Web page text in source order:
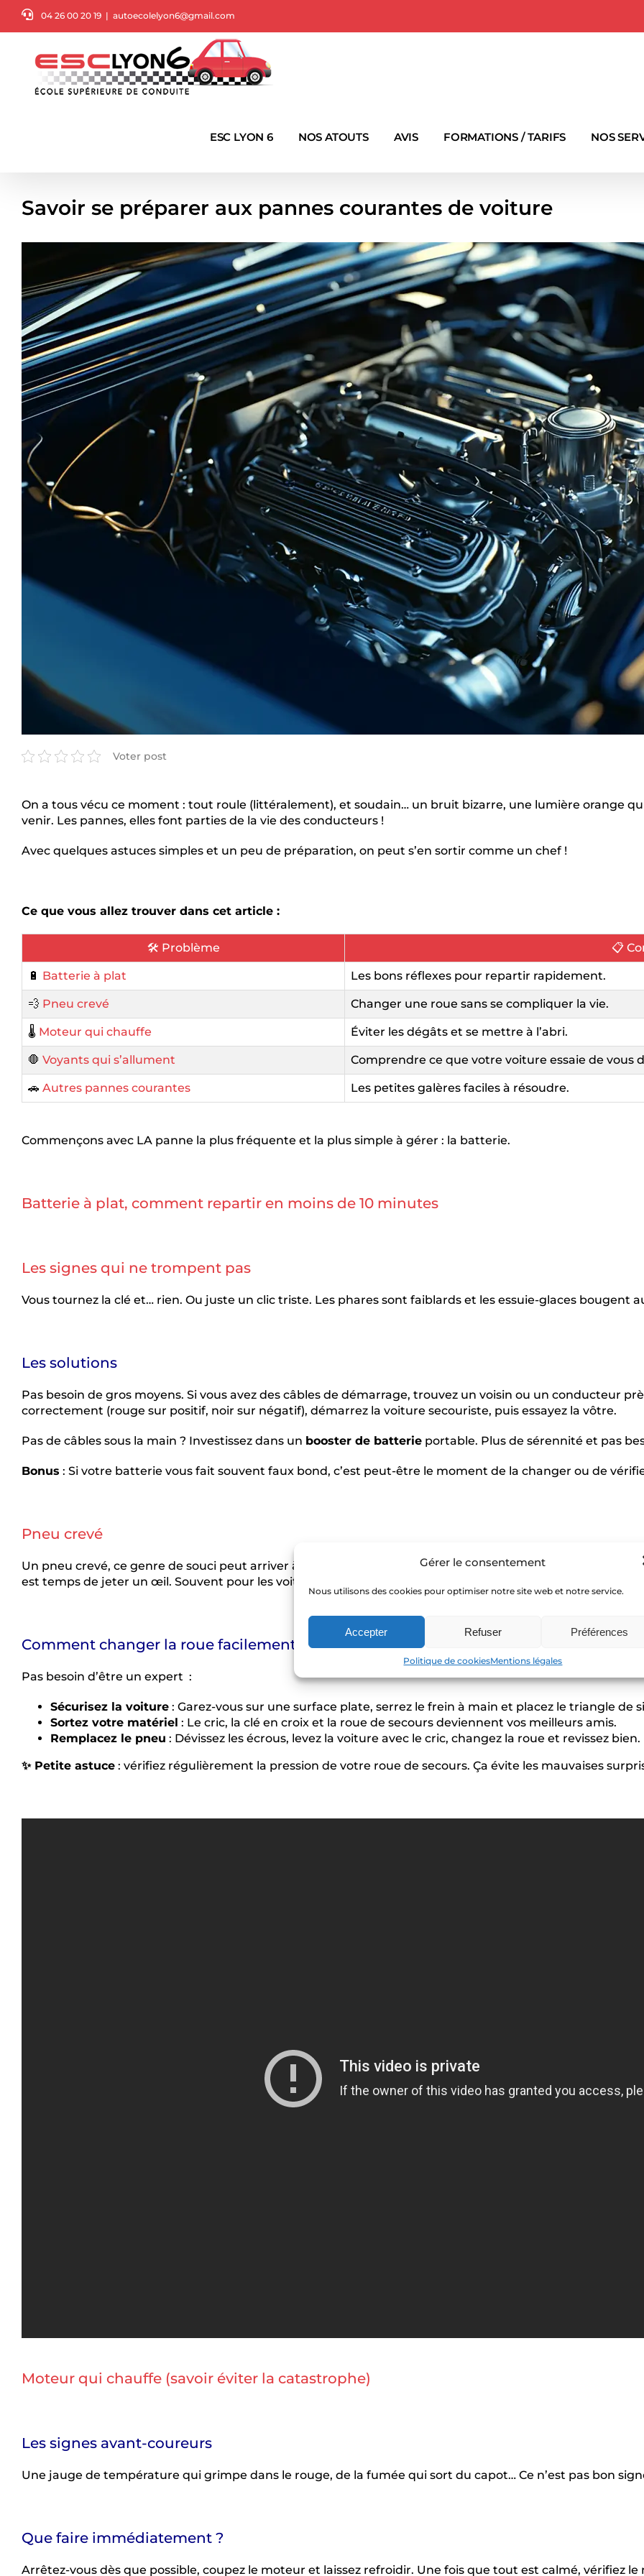
Gérer le consentement
Nous utilisons des cookies pour optimiser notre site web et notre service.
Accepter Refuser Préférences
Politique de cookiesMentions légales
Passer
04 26 00 20 19 | autoecolelyon6@gmail.com
ESC LYON 6 NOS ATOUTS AVIS FORMATIONS / TARIFS NOS
Savoir se préparer aux pannes courantes de voiture
Voter post
On a tous vécu ce moment : tout roule (littéralement), et soudain… un bruit bizarre, une lumière orange
venir. Les pannes, elles font parties de la vie des conducteurs !
Avec quelques astuces simples et un peu de préparation, on peut s’en sortir comme un chef !
Ce que vous allez trouver dans cet article :
🛠️ Problème 📋
🔋 Batterie à plat Les bons réflexes pour repartir rapidement.
💨 Pneu crevé Changer une roue sans se compliquer la vie.
🌡️ Moteur qui chauffe Éviter les dégâts et se mettre à l’abri.
🛑 Voyants qui s’allument Comprendre ce que votre voiture essaie de vous
🚗 Autres pannes courantes Les petites galères faciles à résoudre.
Commençons avec LA panne la plus fréquente et la plus simple à gérer : la batterie.
Batterie à plat, comment repartir en moins de 10 minutes
Les signes qui ne trompent pas
Vous tournez la clé et… rien. Ou juste un clic triste. Les phares sont faiblards et les essuie-glaces bougent
Les solutions
Pas besoin de gros moyens. Si vous avez des câbles de démarrage, trouvez un voisin ou un conducteur
correctement (rouge sur positif, noir sur négatif), démarrez la voiture secouriste, puis essayez la vôtre.
Pas de câbles sous la main ? Investissez dans un booster de batterie portable. Plus de sérennité et pas
Bonus : Si votre batterie vous fait souvent faux bond, c’est peut-être le moment de la changer ou de
Pneu crevé
Un pneu crevé, ce genre de souci peut arriver à tout moment. Si votre voiture tire d’un côté ou si vous
est temps de jeter un œil. Souvent pour les voitures récentes, un message sur le tableau de bord
Comment changer la roue facilement
Pas besoin d’être un expert :
Sécurisez la voiture : Garez-vous sur une surface plate, serrez le frein à main et placez le triangle de
Sortez votre matériel : Le cric, la clé en croix et la roue de secours deviennent vos meilleurs amis.
Remplacez le pneu : Dévissez les écrous, levez la voiture avec le cric, changez la roue et revissez bien.
✨ Petite astuce : vérifiez régulièrement la pression de votre roue de secours. Ça évite les mauvaises
Moteur qui chauffe (savoir éviter la catastrophe)
Les signes avant-coureurs
Une jauge de température qui grimpe dans le rouge, de la fumée qui sort du capot… Ce n’est pas bon
Que faire immédiatement ?
Arrêtez-vous dès que possible, coupez le moteur et laissez refroidir. Une fois que tout est calmé, vérifiez